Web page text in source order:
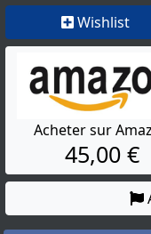
Wishlist
Acheter sur
45,00 €